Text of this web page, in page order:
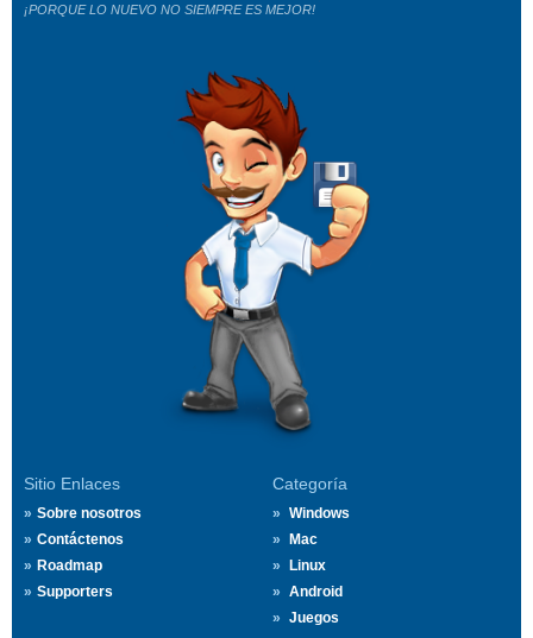
Sitio Enlaces
Sobre nosotros
Contáctenos
Roadmap
Supporters
Categoría
Windows
Mac
Linux
Android
Juegos
¡PORQUE LO NUEVO NO SIEMPRE ES MEJOR!